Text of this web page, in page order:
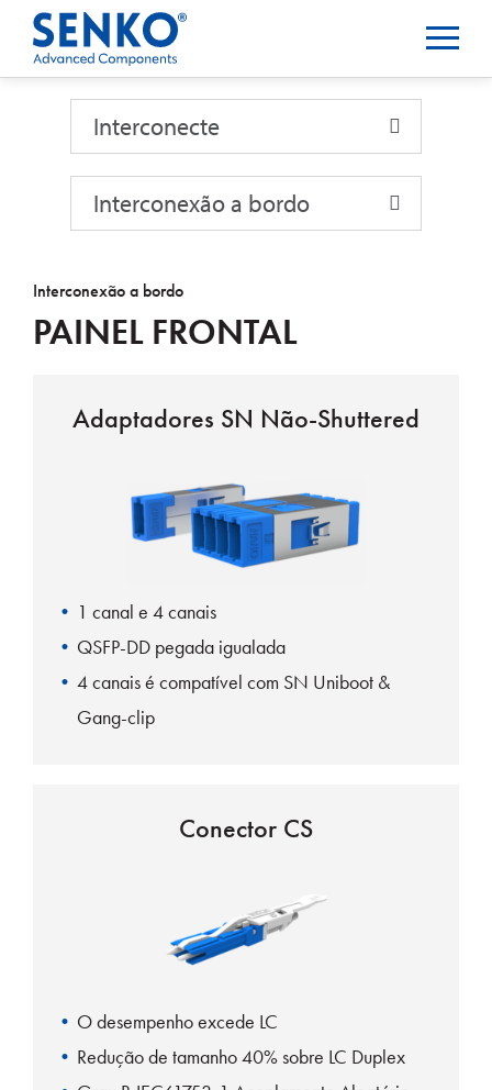
Interconecte
Interconecte
Interconexão a bordo
Interconexão a bordo
PAINEL FRONTAL
Adaptadores SN Não-Shuttered
1 canal e 4 canais
QSFP-DD pegada igualada
4 canais é compatível com SN Uniboot &
Gang-clip
Conector CS
O desempenho excede LC
Redução de tamanho 40% sobre LC Duplex